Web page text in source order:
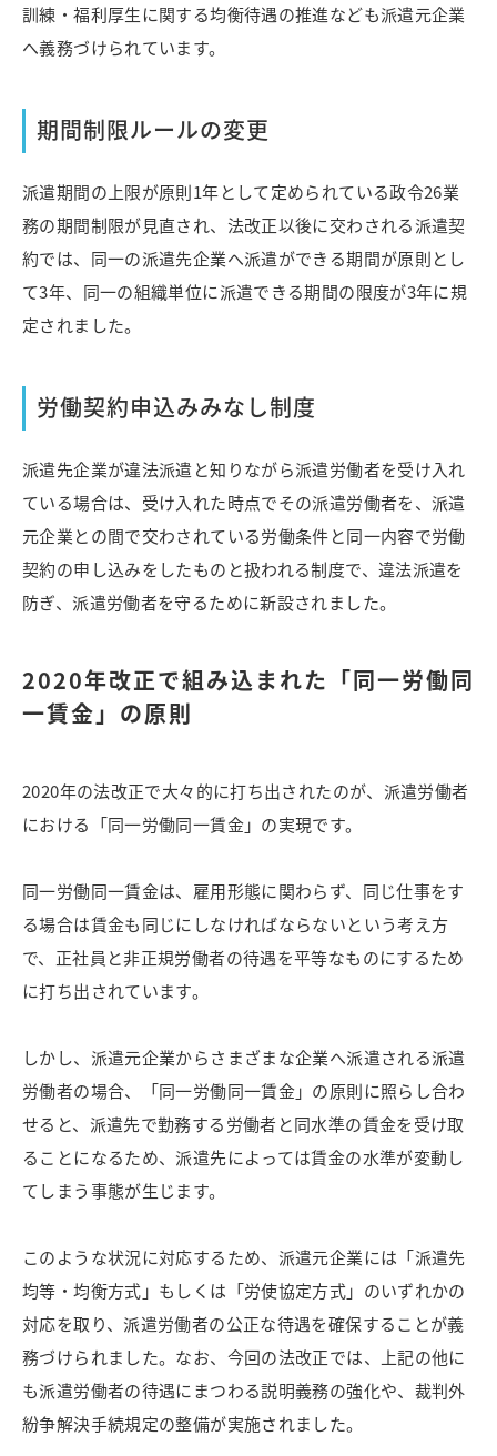
訓練・福利厚生に関する均衡待遇の推進なども派遣元企業
へ義務づけられています。
期間制限ルールの変更
派遣期間の上限が原則1年として定められている政令26業
務の期間制限が見直され、法改正以後に交わされる派遣契
約では、同一の派遣先企業へ派遣ができる期間が原則とし
て3年、同一の組織単位に派遣できる期間の限度が3年に規
定されました。
労働契約申込みみなし制度
派遣先企業が違法派遣と知りながら派遣労働者を受け入れ
ている場合は、受け入れた時点でその派遣労働者を、派遣
元企業との間で交わされている労働条件と同一内容で労働
契約の申し込みをしたものと扱われる制度で、違法派遣を
防ぎ、派遣労働者を守るために新設されました。
2020年改正で組み込まれた「同一労働同
一賃金」の原則
2020年の法改正で大々的に打ち出されたのが、派遣労働者
における「同一労働同一賃金」の実現です。
同一労働同一賃金は、雇用形態に関わらず、同じ仕事をす
る場合は賃金も同じにしなければならないという考え方
で、正社員と非正規労働者の待遇を平等なものにするため
に打ち出されています。
しかし、派遣元企業からさまざまな企業へ派遣される派遣
労働者の場合、「同一労働同一賃金」の原則に照らし合わ
せると、派遣先で勤務する労働者と同水準の賃金を受け取
ることになるため、派遣先によっては賃金の水準が変動し
てしまう事態が生じます。
このような状況に対応するため、派遣元企業には「派遣先
均等・均衡方式」もしくは「労使協定方式」のいずれかの
対応を取り、派遣労働者の公正な待遇を確保することが義
務づけられました。なお、今回の法改正では、上記の他に
も派遣労働者の待遇にまつわる説明義務の強化や、裁判外
紛争解決手続規定の整備が実施されました。